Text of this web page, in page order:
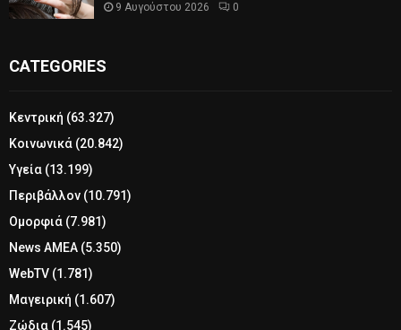
9 Αυγούστου 2026 0
CATEGORIES
Κεντρική (63.327)
Κοινωνικά (20.842)
Υγεία (13.199)
Περιβάλλον (10.791)
Ομορφιά (7.981)
News ΑΜΕΑ (5.350)
WebTV (1.781)
Μαγειρική (1.607)
Ζώδια (1.545)